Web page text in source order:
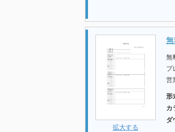
拡大する
無
プ
営
形
カ
ダ